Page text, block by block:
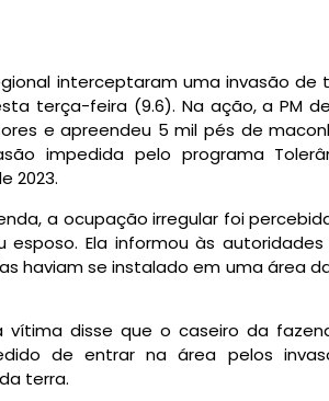
interceptaram uma invasão de
terça-feira (9.6). Na ação, a PM
e apreendeu 5 mil pés de
impedida pelo programa
2023.
a ocupação irregular foi
Ela informou às
haviam se instalado em uma área
vítima disse que o caseiro da
de entrar na área pelos
terra.